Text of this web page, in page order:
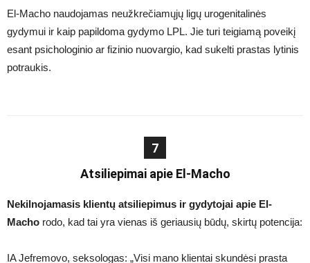
El-Macho naudojamas neužkrečiamųjų ligų urogenitalinės
gydymui ir kaip papildoma gydymo LPL. Jie turi teigiamą poveikį
esant psichologinio ar fizinio nuovargio, kad sukelti prastas lytinis
potraukis.
7
Atsiliepimai apie El-Macho
Nekilnojamasis klientų atsiliepimus ir gydytojai apie El-
Macho rodo, kad tai yra vienas iš geriausių būdų, skirtų potencija:
IA Jefremovo, seksologas: „Visi mano klientai skundėsi prasta